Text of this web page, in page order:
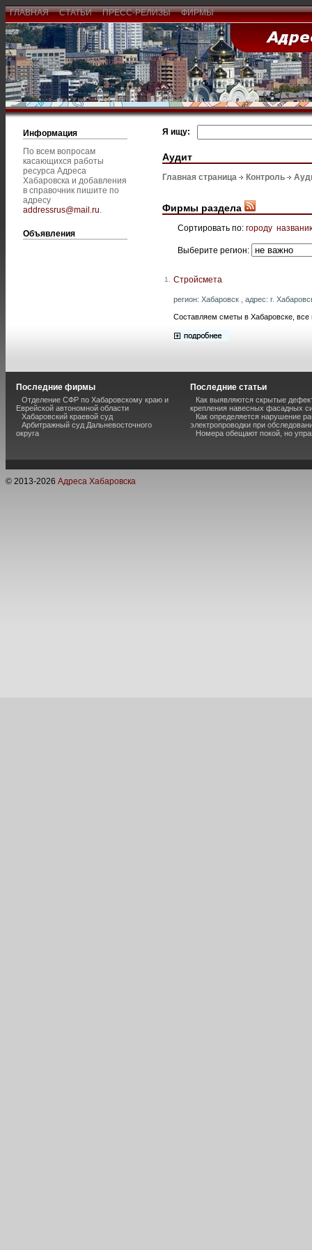
ГЛАВНАЯ СТАТЬИ ПРЕСС-РЕЛИЗЫ ФИРМЫ
Информация
По всем вопросам
касающихся работы
ресурса Адреса
Хабаровска и добавления
в справочник пишите по
адресу
addressrus@mail.ru.
Объявления
Я ищу:
Аудит
Главная страница Контроль
Фирмы раздела
Сортировать по: городу
Выберите регион:
1. Стройсмета
регион: Хабаровск , адрес: г.
Составляем сметы в Хабаровске, все
Последние фирмы
Отделение СФР по Хабаровскому краю и
Еврейской автономной области
Хабаровский краевой суд
Арбитражный суд Дальневосточного
округа
Последние статьи
Как выявляются скрытые
крепления навесных фасадных
Как определяется нарушение
электропроводки при
Номера обещают покой, но
© 2013-2026 Адреса Хабаровска